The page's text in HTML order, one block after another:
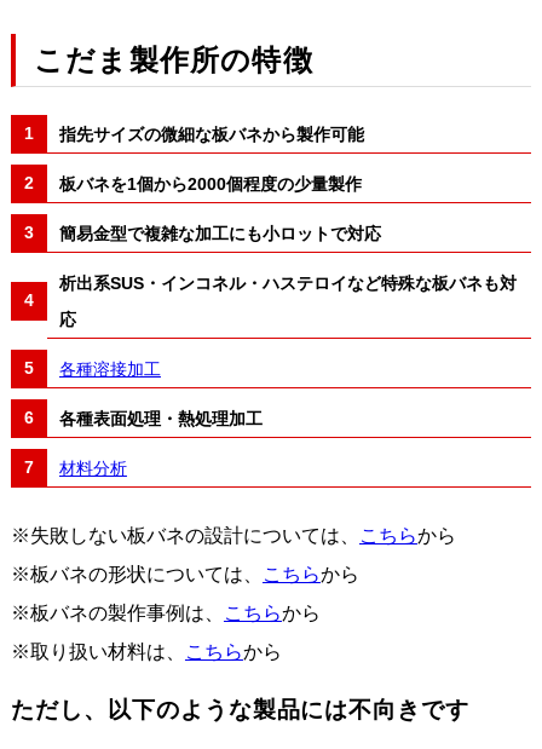
こだま製作所の特徴
指先サイズの微細な板バネから製作可能
板バネを1個から2000個程度の少量製作
簡易金型で複雑な加工にも小ロットで対応
析出系SUS・インコネル・ハステロイなど特殊な板バネも対
応
各種溶接加工
各種表面処理・熱処理加工
材料分析
※失敗しない板バネの設計については、 こちらから
※板バネの形状については、
こちらから
※板バネの製作事例は、
こちらから
※取り扱い材料は、
こちらから
ただし、以下のような製品には不向きです